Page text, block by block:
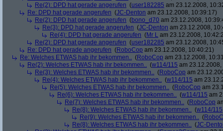
Re(2): DPD hat gerade angerufen (user182285 am 23.12.2008,
Re: DPD hat gerade angerufen (JC-Denton am 23.12.2008, 10:39:17)
Re(2): DPD hat gerade angerufen (bono_d70 am 23.12.2008,
Re(3): DPD hat gerade angerufen (JC-Denton am 23.12.2008,
Re(4): DPD hat gerade angerufen (Mr L am 23.12.2008,
Re(2): DPD hat gerade angerufen (user182285 am 23.12.2008,
Re: DPD hat gerade angerufen (RoboCop am 23.12.2008, 10:40:21)
Re: Welches ETWAS hab ihr bekommen.. (RoboCop am 23.12.2008,
Re(2): Welches ETWAS hab ihr bekommen.. (w114/115 am
Re(3): Welches ETWAS hab ihr bekommen.. (RoboCop am
Re(4): Welches ETWAS hab ihr bekommen.. (w114/115 am
Re(5): Welches ETWAS hab ihr bekommen.. (RoboCop am
Re(6): Welches ETWAS hab ihr bekommen.. (w114/115 am
Re(7): Welches ETWAS hab ihr bekommen.. (RoboCop
Re(8): Welches ETWAS hab ihr bekommen.. (w114/115
Re(9): Welches ETWAS hab ihr bekommen.. (
Re(8): Welches ETWAS hab ihr bekommen.. (JC-